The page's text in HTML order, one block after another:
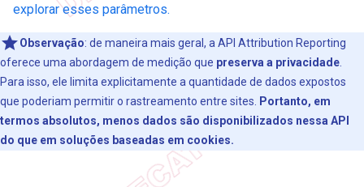
explorar esses parâmetros.
Observação: de maneira mais geral, a API Attribution Reporting
oferece uma abordagem de medição que preserva a privacidade
Para isso, ele limita explicitamente a quantidade de dados expostos
que poderiam permitir o rastreamento entre sites.
Portanto, em
termos absolutos, menos dados são disponibilizados nessa API
do que em soluções baseadas em cookies.